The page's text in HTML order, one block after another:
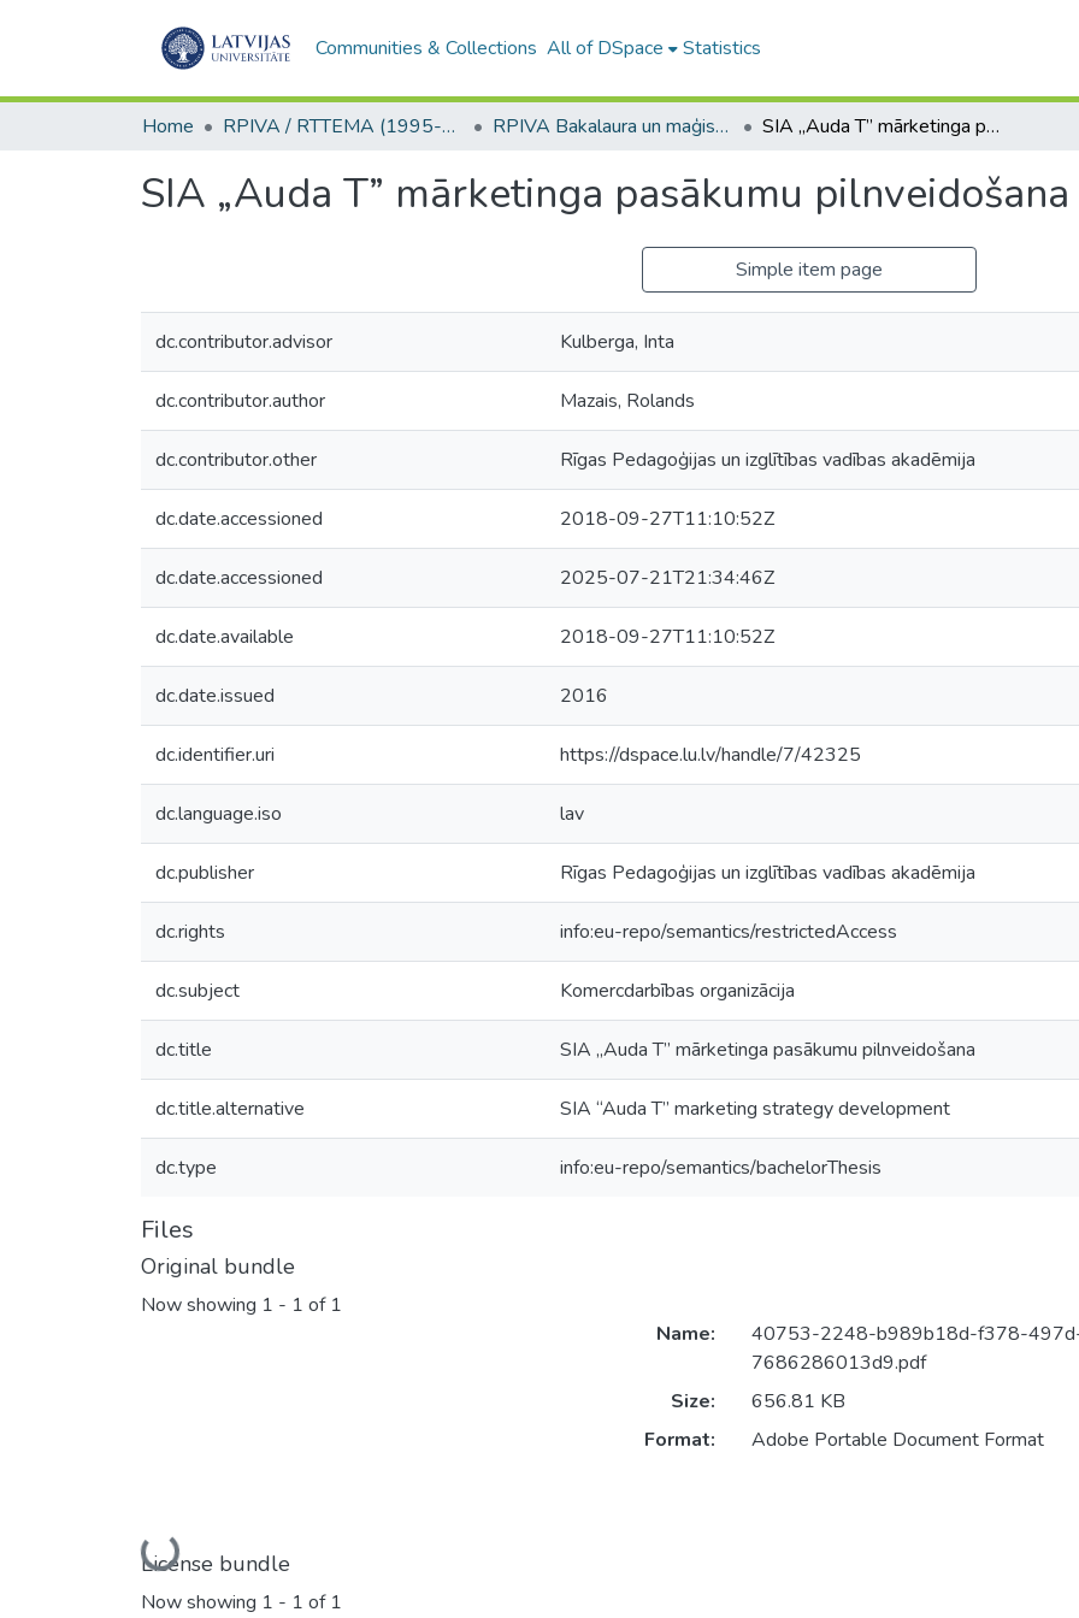
Communities & Collections All of DSpace Statistics
Home RPIVA / RTTEMA (1995-2016) RPIVA Bakalaura un maģistra darbi / RTTEMA Bachelor's and Master's theses (1995-2017) SIA „Auda T” mārketinga pasākumu pilnveidošana
SIA „Auda T” mārketinga pasākumu pilnveidošana
Simple item page
dc.contributor.advisor Kulberga, Inta
dc.contributor.author Mazais, Rolands
dc.contributor.other Rīgas Pedagoģijas un izglītības vadības akadēmija
dc.date.accessioned 2018-09-27T11:10:52Z
dc.date.accessioned 2025-07-21T21:34:46Z
dc.date.available 2018-09-27T11:10:52Z
dc.date.issued 2016
dc.identifier.uri https://dspace.lu.lv/handle/7/42325
dc.language.iso lav
dc.publisher Rīgas Pedagoģijas un izglītības vadības akadēmija
dc.rights info:eu-repo/semantics/restrictedAccess
dc.subject Komercdarbības organizācija
dc.title SIA „Auda T” mārketinga pasākumu pilnveidošana
dc.title.alternative SIA “Auda T” marketing strategy development
dc.type info:eu-repo/semantics/bachelorThesis
Files
Original bundle
Now showing 1 - 1 of 1
Loading...
Name:
40753-2248-b989b18d-f378-
7686286013d9.pdf
Size:
656.81 KB
Format:
Adobe Portable Document Format
License bundle
Now showing 1 - 1 of 1